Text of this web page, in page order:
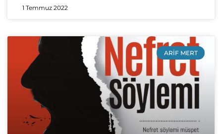
1 Temmuz 2022
ARIF MERT